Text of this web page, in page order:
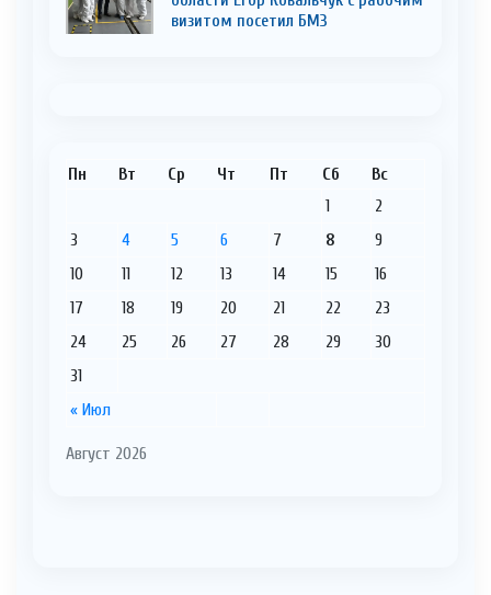
визитом посетил БМЗ
Август 2026
Пн Вт Ср Чт Пт Сб Вс
« Июл
1
2
3
4 5 6 7 8
9
10
11 12 13 14 15
16
17
18 19 20 21 22
23
24
25 26 27 28 29
30
31